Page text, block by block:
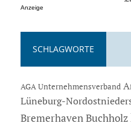
Anzeige
SCHLAGWORTE
AGA Unternehmensverband
Lüneburg-
Bremerhaven Buchholz